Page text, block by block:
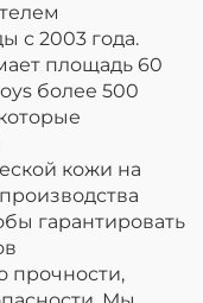
с 2003 года.
площадь 60
более 500
кожи на
гарантировать
прочности,